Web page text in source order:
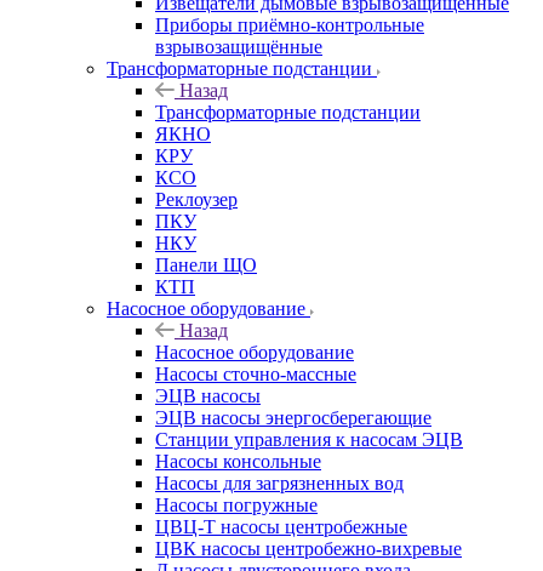
Приборы приёмно-контрольные
взрывозащищённые
Трансформаторные подстанции
Назад
Трансформаторные подстанции
ЯКНО
КРУ
КСО
Реклоузер
ПКУ
НКУ
Панели ЩО
КТП
Насосное оборудование
Назад
Насосное оборудование
Насосы сточно-массные
ЭЦВ насосы
ЭЦВ насосы энергосберегающие
Станции управления к насосам ЭЦВ
Насосы консольные
Насосы для загрязненных вод
Насосы погружные
ЦВЦ-Т насосы центробежные
ЦВК насосы центробежно-вихревые